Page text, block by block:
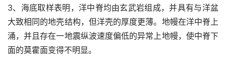
3、海底取样表明，洋中脊均由玄武岩组成，并具有与洋盆
大致相同的地壳结构，但洋壳的厚度更薄。地幔在洋中脊上
涌，并且存在一地震纵波速度偏低的异常上地幔，使中脊下
面的莫霍面变得不明显。